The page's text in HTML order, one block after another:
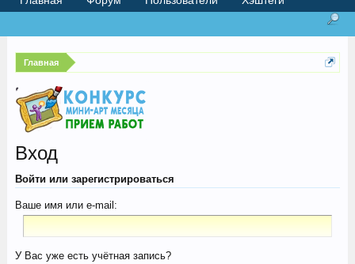
Главная
Вход
Войти или зарегистрироваться
Ваше имя или e-mail:
У Вас уже есть учётная запись?